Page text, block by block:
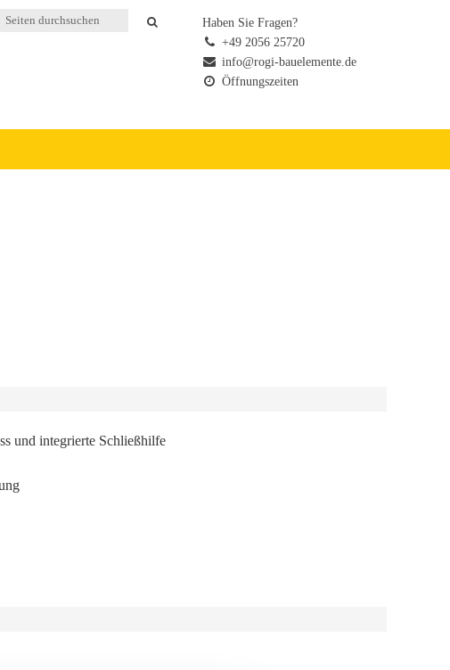
Haben Sie Fragen?
+49 2056 25720
info@rogi-bauelemente.de
Öffnungszeiten
und integrierte Schließhilfe